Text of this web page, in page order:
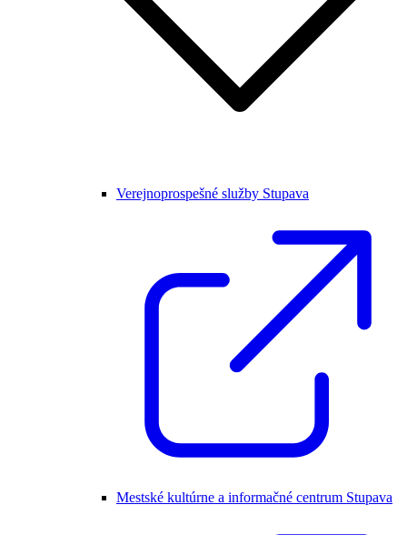
Verejnoprospešné služby Stupava
Mestské kultúrne a informačné centrum Stupava